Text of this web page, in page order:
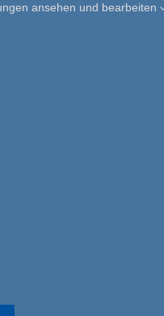
ansehen und bearbeiten